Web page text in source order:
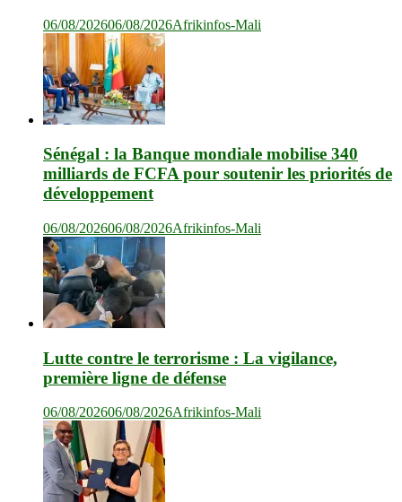
06/08/202606/08/2026Afrikinfos-Mali
Sénégal : la Banque mondiale mobilise 340
milliards de FCFA pour soutenir les priorités de
développement
06/08/202606/08/2026Afrikinfos-Mali
Lutte contre le terrorisme : La vigilance,
première ligne de défense
06/08/202606/08/2026Afrikinfos-Mali